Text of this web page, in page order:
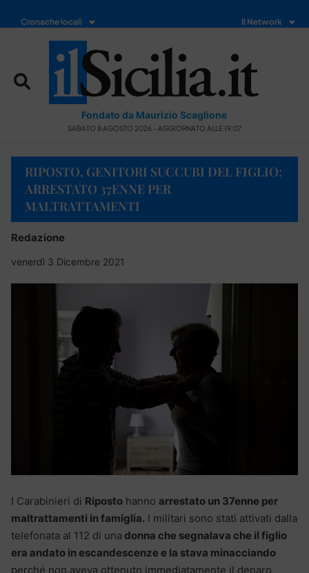
Cronache locali Il Network
Fondato da Maurizio Scaglione
SABATO 8 AGOSTO 2026 - AGGIORNATO ALLE 19:07
RIPOSTO, GENITORI SUCCUBI DEL FIGLIO:
ARRESTATO 37ENNE PER
MALTRATTAMENTI
Redazione
venerdì 3 Dicembre 2021
I Carabinieri di Riposto hanno arrestato un 37enne per
maltrattamenti in famiglia. I militari sono stati attivati dalla
telefonata al 112 di una donna che segnalava che il figlio
era andato in escandescenze e la stava minacciando
perché non aveva ottenuto immediatamente il denaro